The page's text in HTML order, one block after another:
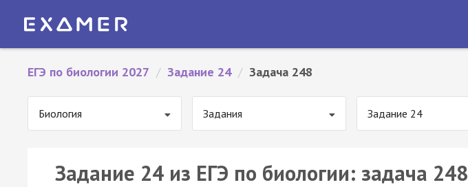
ЕГЭ по биологии 2027 / Задание 24 / Задача 248
Биология Задания Задание 24
Задание 24 из ЕГЭ по биологии: задача 248